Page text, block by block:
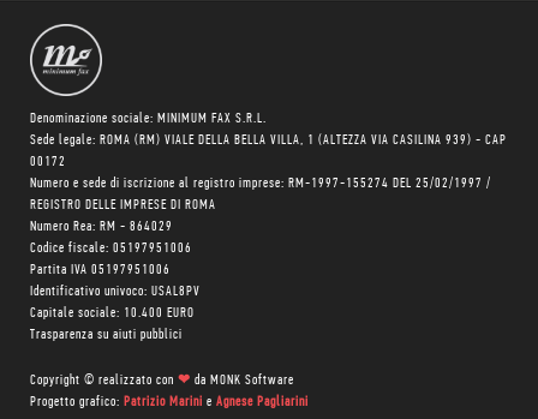
Denominazione sociale: MINIMUM FAX S.R.L.
Sede legale: ROMA (RM) VIALE DELLA BELLA VILLA, 1 (ALTEZZA VIA CASILINA 939) - CAP
00172
Numero e sede di iscrizione al registro imprese: RM-1997-155274 DEL 25/02/1997 /
REGISTRO DELLE IMPRESE DI ROMA
Numero Rea: RM - 864029
Codice fiscale: 05197951006
Partita IVA 05197951006
Identificativo univoco: USAL8PV
Capitale sociale: 10.400 EURO
Trasparenza su aiuti pubblici
Copyright © realizzato con ❤ da MONK Software
Progetto grafico: Patrizio Marini e Agnese Pagliarini